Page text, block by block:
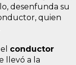
desenfunda su
quien
conductor
llevó a la